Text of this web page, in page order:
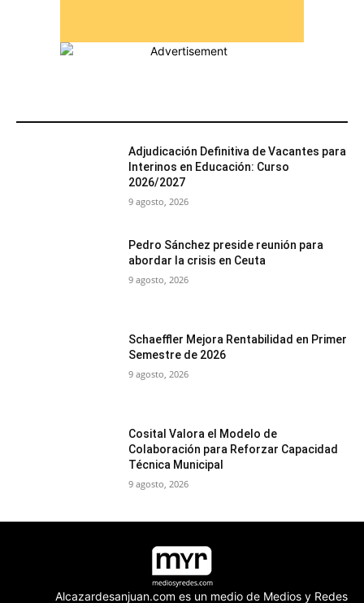
Adjudicación Definitiva de Vacantes para
Interinos en Educación: Curso
2026/2027
9 agosto, 2026
Pedro Sánchez preside reunión para
abordar la crisis en Ceuta
9 agosto, 2026
Schaeffler Mejora Rentabilidad en Primer
Semestre de 2026
9 agosto, 2026
Cosital Valora el Modelo de
Colaboración para Reforzar Capacidad
Técnica Municipal
9 agosto, 2026
Alcazardesanjuan.com es un medio de Medios y Redes